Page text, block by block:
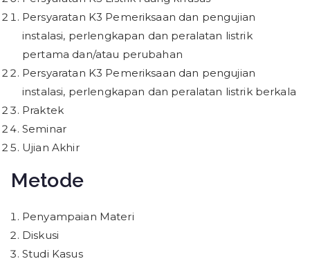
Persyaratan K3 Pemeriksaan dan pengujian
instalasi, perlengkapan dan peralatan listrik
pertama dan/atau perubahan
Persyaratan K3 Pemeriksaan dan pengujian
instalasi, perlengkapan dan peralatan listrik berkala
Praktek
Seminar
Ujian Akhir
Metode
Penyampaian Materi
Diskusi
Studi Kasus